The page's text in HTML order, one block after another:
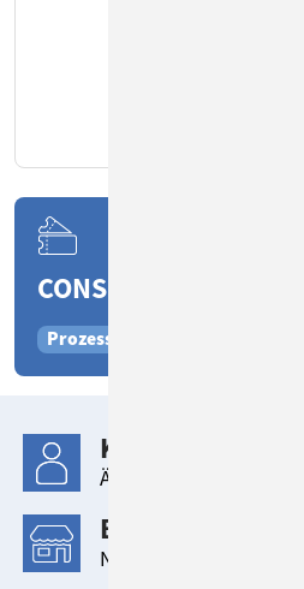
CONSOL CM
Prozessmanagement
KUNDE
Ärzte der Welt
BRANCHE
NGO